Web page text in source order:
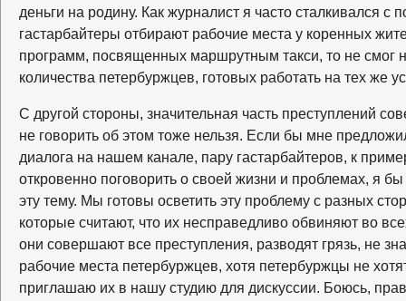
деньги на родину. Как журналист я часто сталкивался с
гастарбайтеры отбирают рабочие места у коренных
программ, посвященных маршрутным такси, то не смог
количества петербуржцев, готовых работать на тех же
С другой стороны, значительная часть преступлений
не говорить об этом тоже нельзя. Если бы мне
диалога на нашем канале, пару гастарбайтеров, к
откровенно поговорить о своей жизни и проблемах, я
эту тему. Мы готовы осветить эту проблему с разных
которые считают, что их несправедливо обвиняют во
они совершают все преступления, разводят грязь, не
рабочие места петербуржцев, хотя петербуржцы не
приглашаю их в нашу студию для дискуссии. Боюсь,